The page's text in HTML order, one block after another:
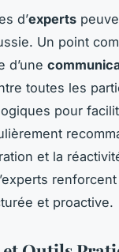
d’experts
Un point
d’une
toutes les
pour
et la
renforcent
et proactive.